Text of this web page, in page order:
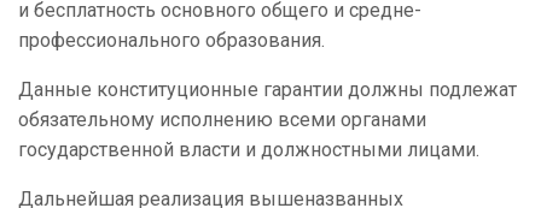
и бесплатность основного общего и средне-
профессионального образования.
Данные конституционные гарантии должны подлежат
обязательному исполнению всеми органами
государственной власти и должностными лицами.
Дальнейшая реализация вышеназванных